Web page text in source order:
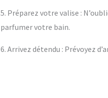
5. Préparez votre valise :
parfumer votre bain.
6. Arrivez détendu : Prévoyez